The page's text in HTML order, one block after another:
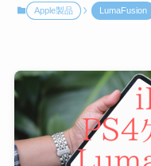
Apple製品 LumaFusion